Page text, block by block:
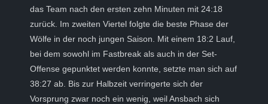
das Team nach den ersten zehn Minuten mit 24:18
zurück. Im zweiten Viertel folgte die beste Phase der
Wölfe in der noch jungen Saison. Mit einem 18:2 Lauf,
bei dem sowohl im Fastbreak als auch in der Set-
Offense gepunktet werden konnte, setzte man sich auf
38:27 ab. Bis zur Halbzeit verringerte sich der
Vorsprung zwar noch ein wenig, weil Ansbach sich